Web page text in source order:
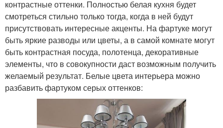
контрастные оттенки. Полностью белая кухня будет
смотреться стильно только тогда, когда в ней будут
присутствовать интересные акценты. На фартуке могут
быть яркие разводы или цветы, а в самой комнате могут
быть контрастная посуда, полотенца, декоративные
элементы, что в совокупности даст возможным получить
желаемый результат. Белые цвета интерьера можно
разбавить фартуком серых оттенков: